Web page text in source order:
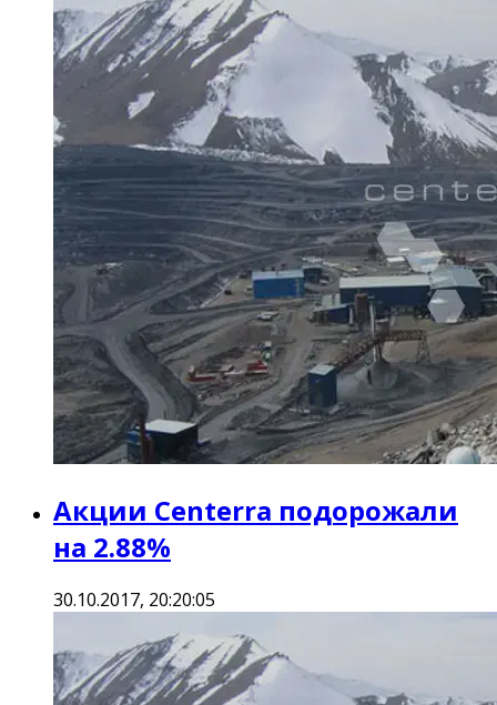
Акции Centerra подорожали
на 2.88%
30.10.2017, 20:20:05